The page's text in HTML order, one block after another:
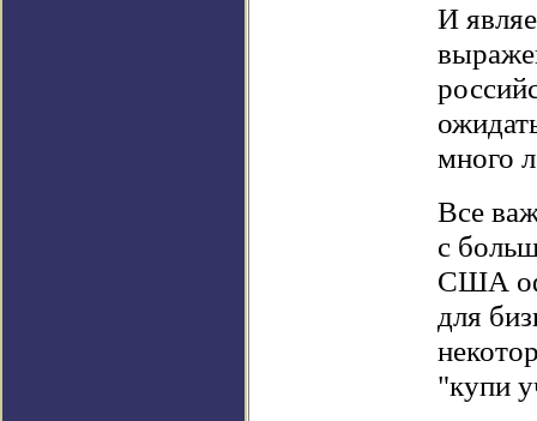
И
много
Все
с
США
для
"купи